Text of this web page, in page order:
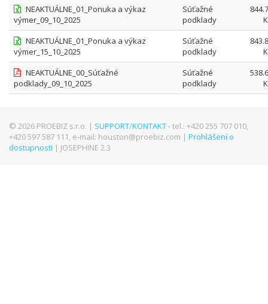
NEAKTUÁLNE_01_Ponuka a výkaz
výmer_09_10_2025
Súťažné
podklady
NEAKTUÁLNE_01_Ponuka a výkaz
výmer_15_10_2025
Súťažné
podklady
NEAKTUÁLNE_00_Súťažné
podklady_09_10_2025
Súťažné
podklady
© 2026 PROEBIZ s.r.o. | SUPPORT/KONTAKT- tel.: +420 255 707 010,
+420 597 587 111, e-mail: houston@proebiz.com | Prohlášení o
dostupnosti | JOSEPHINE 2.3